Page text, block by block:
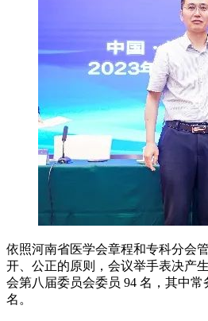
依照河南省医学会章程和专科分会
开、公正的原则，会议举手表决产
会第八届委员会委员 94 名，其中常
名。